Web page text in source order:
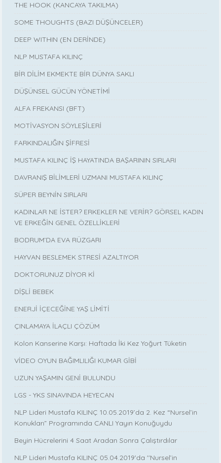
THE HOOK (KANCAYA TAKILMA)
SOME THOUGHTS (BAZI DÜŞÜNCELER)
DEEP WITHIN (EN DERİNDE)
NLP MUSTAFA KILINÇ
BİR DİLİM EKMEKTE BİR DÜNYA SAKLI
DÜŞÜNSEL GÜCÜN YÖNETİMİ
ALFA FREKANSI (BFT)
MOTİVASYON SÖYLEŞİLERİ
FARKINDALIĞIN ŞİFRESİ
MUSTAFA KILINÇ İŞ HAYATINDA BAŞARININ SIRLARI
DAVRANIŞ BİLİMLERİ UZMANI MUSTAFA KILINÇ
SÜPER BEYNİN SIRLARI
KADINLAR NE İSTER? ERKEKLER NE VERİR? GÖRSEL KADIN
VE ERKEĞİN GENEL ÖZELLİKLERİ
BODRUM’DA EVA RÜZGARI
HAYVAN BESLEMEK STRESİ AZALTIYOR
DOKTORUNUZ DİYOR Kİ
DİŞLİ BEBEK
ENERJİ İÇECEĞİNE YAŞ LİMİTİ
ÇINLAMAYA İLAÇLI ÇÖZÜM
Kolon Kanserine Karşı: Haftada İki Kez Yoğurt Tüketin
VİDEO OYUN BAĞIMLILIĞI KUMAR GİBİ
UZUN YAŞAMIN GENİ BULUNDU
LGS - YKS SINAVINDA HEYECAN
NLP Lideri Mustafa KILINÇ 10.05.2019’da 2. Kez “Nursel’in
Konukları” Programında CANLI Yayın Konuğuydu
Beyin Hücrelerini 4 Saat Aradan Sonra Çalıştırdılar
NLP Lideri Mustafa KILINÇ 05.04.2019'da ''Nursel’in